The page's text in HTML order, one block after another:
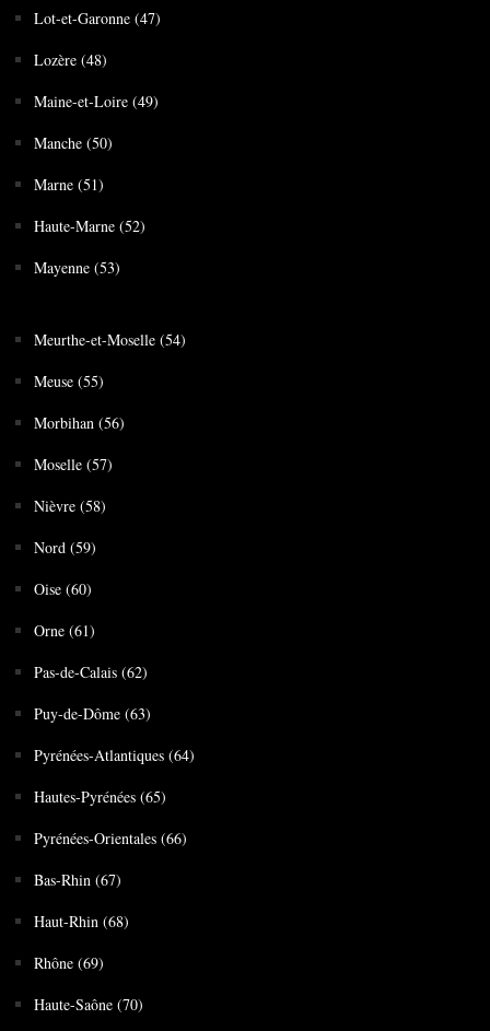
Lot-et-Garonne (47)
Lozère (48)
Maine-et-Loire (49)
Manche (50)
Marne (51)
Haute-Marne (52)
Mayenne (53)
Meurthe-et-Moselle (54)
Meuse (55)
Morbihan (56)
Moselle (57)
Nièvre (58)
Nord (59)
Oise (60)
Orne (61)
Pas-de-Calais (62)
Puy-de-Dôme (63)
Pyrénées-Atlantiques (64)
Hautes-Pyrénées (65)
Pyrénées-Orientales (66)
Bas-Rhin (67)
Haut-Rhin (68)
Rhône (69)
Haute-Saône (70)